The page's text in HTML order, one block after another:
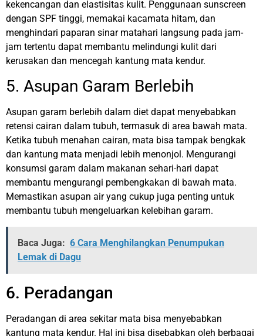
kekencangan dan elastisitas kulit. Penggunaan sunscreen
dengan SPF tinggi, memakai kacamata hitam, dan
menghindari paparan sinar matahari langsung pada jam-
jam tertentu dapat membantu melindungi kulit dari
kerusakan dan mencegah kantung mata kendur.
5. Asupan Garam Berlebih
Asupan garam berlebih dalam diet dapat menyebabkan
retensi cairan dalam tubuh, termasuk di area bawah mata.
Ketika tubuh menahan cairan, mata bisa tampak bengkak
dan kantung mata menjadi lebih menonjol. Mengurangi
konsumsi garam dalam makanan sehari-hari dapat
membantu mengurangi pembengkakan di bawah mata.
Memastikan asupan air yang cukup juga penting untuk
membantu tubuh mengeluarkan kelebihan garam.
Baca Juga: 6 Cara Menghilangkan Penumpukan
Lemak di Dagu
6. Peradangan
Peradangan di area sekitar mata bisa menyebabkan
kantung mata kendur. Hal ini bisa disebabkan oleh berbagai